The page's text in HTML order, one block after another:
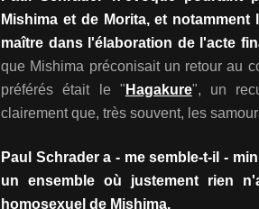
Mishima et de Morita, et
maître dans l'élaboration de l'acte
que Mishima préconisait un retour au
préférés était le " Hagakure", un
clairement que, très souvent, les
Paul Schrader a - me semble-t-il -
un ensemble où justement rien
homosexuel de Mishima.